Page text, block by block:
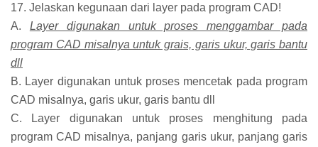
17. Jelaskan kegunaan dari layer pada program CAD!
A. Layer digunakan untuk proses menggambar pada
program CAD misalnya untuk grais, garis ukur, garis bantu
dll
B. Layer digunakan untuk proses mencetak pada program
CAD misalnya, garis ukur, garis bantu dll
C. Layer digunakan untuk proses menghitung pada
program CAD misalnya, panjang garis ukur, panjang garis